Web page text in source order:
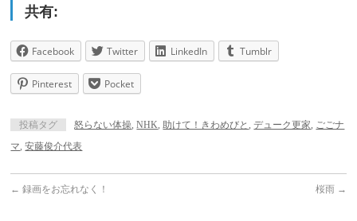
共有:
Facebook Twitter LinkedIn Tumblr
Pinterest Pocket
投稿タグ 怒らない体操,NHK,助けて！きわめびと,デューク更家, ごごナ
マ,安藤俊介代表
← 録画をお忘れなく！ 桜雨 →